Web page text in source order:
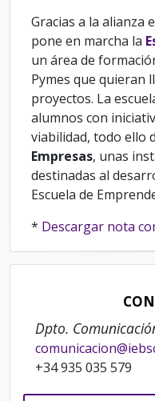
Gracias a la alianza
pone en marcha la
un área de
Pymes que quieran
proyectos. La
alumnos con
viabilidad, todo ello
Empresas, unas
destinadas al
Escuela de
* Descargar nota
Dpto.
+34 935 035 579